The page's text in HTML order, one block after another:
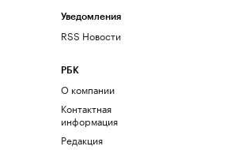
Уведомления
RSS Новости
РБК
О компании
Контактная
информация
Редакция